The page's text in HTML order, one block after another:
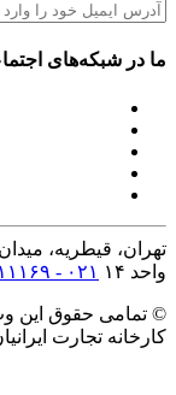
ما در شبکه‌های
واحد ۱۴
۰۲۱ - ۲۸۱۱۱۱۶۹
© تمامی حقوق این
کارخانه تجارت